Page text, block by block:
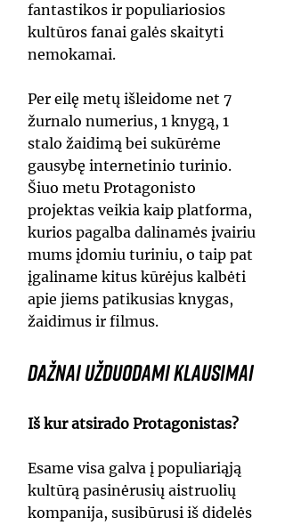
fantastikos ir populiariosios
kultūros fanai galės skaityti
nemokamai.
Per eilę metų išleidome net 7
žurnalo numerius, 1 knygą, 1
stalo žaidimą bei sukūrėme
gausybę internetinio turinio.
Šiuo metu Protagonisto
projektas veikia kaip platforma,
kurios pagalba dalinamės įvairiu
mums įdomiu turiniu, o taip pat
įgaliname kitus kūrėjus kalbėti
apie jiems patikusias knygas,
žaidimus ir filmus.
Dažnai užduodami klausimai
Iš kur atsirado Protagonistas?
Esame visa galva į populiariąją
kultūrą pasinėrusių aistruolių
kompanija, susibūrusi iš didelės